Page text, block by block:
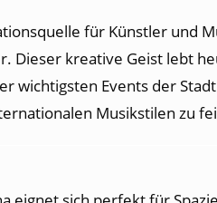
für Künstler und
Dieser kreative Geist lebt
wichtigsten Events der
Musikstilen zu